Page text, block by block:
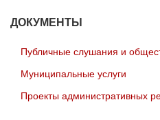
ДОКУМЕНТЫ
Публичные слушания и
Муниципальные услуги
Проекты административных